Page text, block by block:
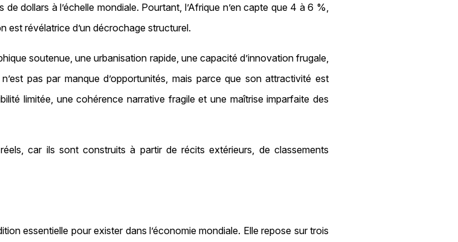
dollars à l’échelle mondiale. Pourtant, l’Afrique n’en capte que 4 à 6 %,
est révélatrice d’un décrochage structurel.
soutenue, une urbanisation rapide, une capacité d’innovation frugale,
pas par manque d’opportunités, mais parce que son attractivité est
limitée, une cohérence narrative fragile et une maîtrise imparfaite des
car ils sont construits à partir de récits extérieurs, de classements
essentielle pour exister dans l’économie mondiale. Elle repose sur trois